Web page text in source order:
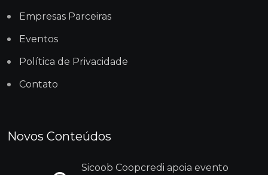
Empresas Parceiras
Eventos
Política de Privacidade
Contato
Novos Conteúdos
Sicoob Coopcredi apoia evento